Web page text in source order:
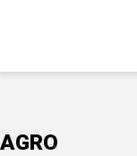
AGRO